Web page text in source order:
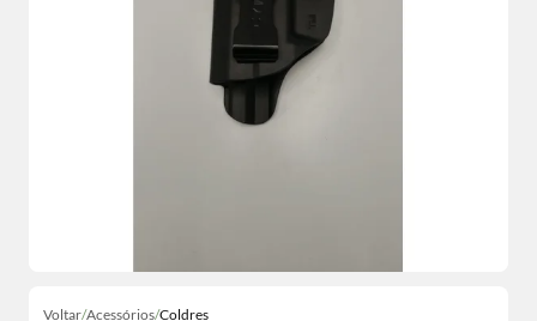
Voltar/Acessórios/Coldres